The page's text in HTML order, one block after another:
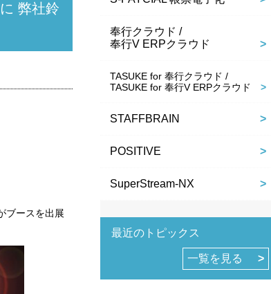
弊社鈴
ブースを出展
奉行クラウド /
奉行V ERPクラウド
TASUKE for 奉行クラウド /
TASUKE for 奉行V ERPクラウド
STAFFBRAIN
POSITIVE
SuperStream-NX
最近のトピックス
一覧を見る